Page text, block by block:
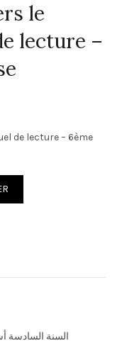
le
lecture –
de lecture – 6ème
السنة السادسة